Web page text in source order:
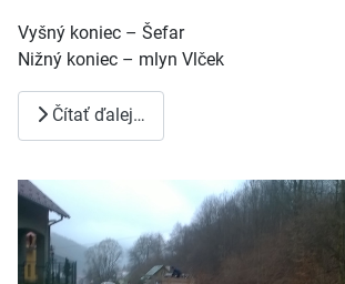
Vyšný koniec – Šefar
Nižný koniec – mlyn Vlček
Čítať ďalej…